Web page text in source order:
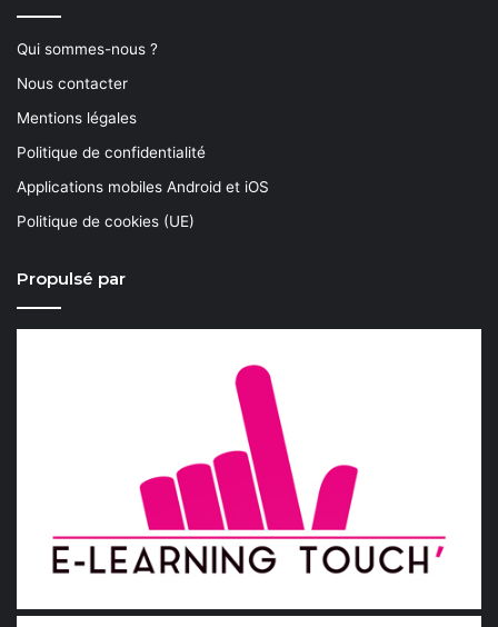
Qui sommes-nous ?
Nous contacter
Mentions légales
Politique de confidentialité
Applications mobiles Android et iOS
Politique de cookies (UE)
Propulsé par